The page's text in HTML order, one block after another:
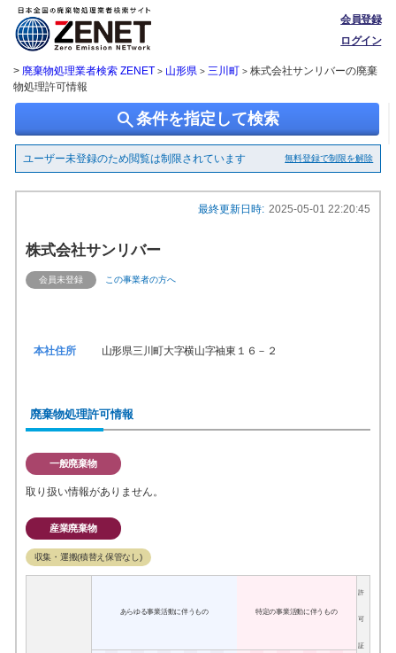
会員登録
ログイン
> 廃棄物処理業者検索 ZENET > 山形県 > 三川町 > 株式会社サンリバーの廃棄
物処理許可情報
search条件を指定して検索
ユーザー未登録のため閲覧は制限されています 無料登録で制限を解除
最終更新日時: 2025-05-01 22:20:45
株式会社サンリバー
会員未登録 この事業者の方へ
本社住所 山形県三川町大字横山字袖東１６－２
廃棄物処理許可情報
一般廃棄物
取り扱い情報がありません。
産業廃棄物
収集・運搬(積替え保管なし)
あらゆる事業活動に伴うもの 特定の事業活動に伴うもの
許
可
証